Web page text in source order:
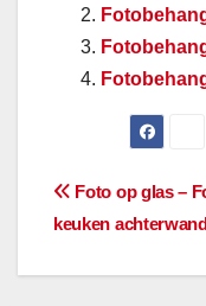
Foto op glas –
keuken